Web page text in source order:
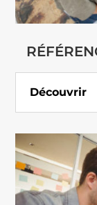
Découvrir